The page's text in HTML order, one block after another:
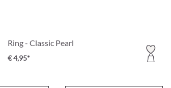
Ring - Classic Pearl
€ 4,95*